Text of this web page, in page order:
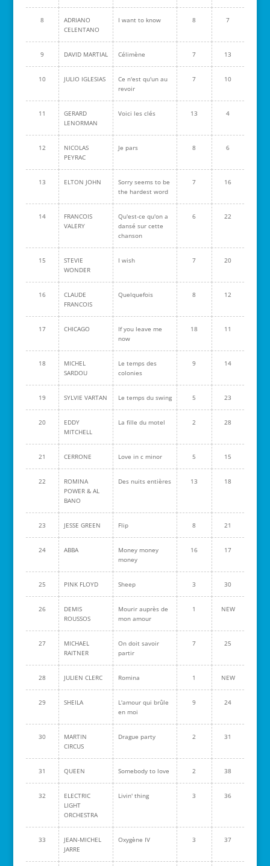
8
ADRIANO
CELENTANO
I want to know 8 7
9 DAVID MARTIAL Célimène 7 13
10 JULIO IGLESIAS
Ce n'est qu'un au
revoir
7 10
11
GERARD
LENORMAN
Voici les clés 13 4
12
NICOLAS
PEYRAC
Je pars 8 6
13 ELTON JOHN
Sorry seems to be
the hardest word
7 16
14
FRANCOIS
VALERY
Qu'est-ce qu'on a
dansé sur cette
chanson
6 22
15
STEVIE
WONDER
I wish 7 20
16
CLAUDE
FRANCOIS
Quelquefois 8 12
17 CHICAGO
If you leave me
now
18 11
18
MICHEL
SARDOU
Le temps des
colonies
9 14
19 SYLVIE VARTAN Le temps du swing 5 23
20
EDDY
MITCHELL
La fille du motel 2 28
21 CERRONE Love in c minor 5 15
22
ROMINA
POWER & AL
BANO
Des nuits entières 13 18
23 JESSE GREEN Flip 8 21
24 ABBA
Money money
money
16 17
25 PINK FLOYD Sheep 3 30
26
DEMIS
ROUSSOS
Mourir auprès de
mon amour
1 NEW
27
MICHAEL
RAITNER
On doit savoir
partir
7 25
28 JULIEN CLERC Romina 1 NEW
29 SHEILA
L'amour qui brûle
en moi
9 24
30
MARTIN
CIRCUS
Drague party 2 31
31 QUEEN Somebody to love 2 38
32
ELECTRIC
LIGHT
ORCHESTRA
Livin' thing 3 36
33
JEAN-MICHEL
JARRE
Oxygène IV 3 37